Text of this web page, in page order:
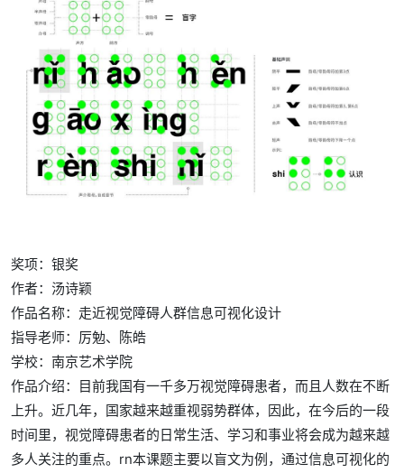
奖项：银奖
作者：汤诗颖
作品名称：走近视觉障碍人群信息可视化设计
指导老师：厉勉、陈皓
学校： 南京艺术学院
作品介绍：
目前我国有一千多万视觉障碍患者，而且人数在不断
上升。近几年，国家越来越重视弱势群体，因此，在今后的一段
时间里，视觉障碍患者的日常生活、学习和事业将会成为越来越
多人关注的重点。rn本课题主要以盲文为例，通过信息可视化的